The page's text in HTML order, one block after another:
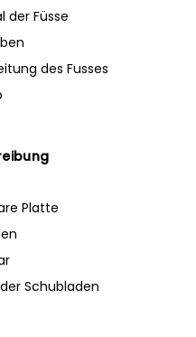
der Füsse
des Fusses
Platte
Schubladen